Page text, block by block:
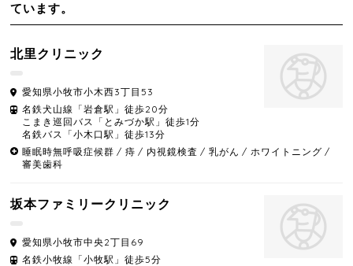
ています。
北里クリニック
愛知県小牧市小木西3丁目53
名鉄犬山線「岩倉駅」徒歩20分
こまき巡回バス「とみづか駅」徒歩1分
名鉄バス「小木口駅」徒歩13分
睡眠時無呼吸症候群
痔 内視鏡検査 乳がん
ホワイトニング
審美歯科
坂本ファミリークリニック
愛知県小牧市中央2丁目69
名鉄小牧線「小牧駅」徒歩5分